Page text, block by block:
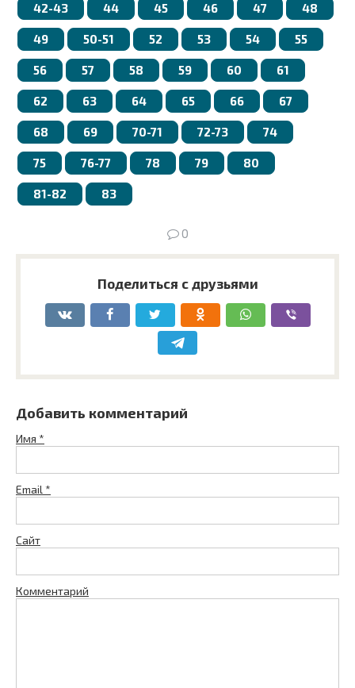
42-43 44 45 46 47 48
49 50-51 52 53 54 55
56 57 58 59 60 61
62 63 64 65 66 67
68 69 70-71 72-73 74
75 76-77 78 79 80
81-82 83
0
Поделиться с друзьями
Добавить комментарий
Имя *
Email *
Сайт
Комментарий